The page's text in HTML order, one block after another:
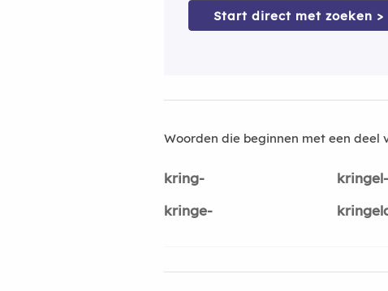
Start direct met zoeken >
Woorden die beginnen met een deel
kring-
kringel-
kringe-